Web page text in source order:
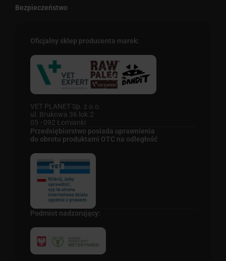
Bezpieczeństwo
Oficjalny sklep producenta marek:
VET PLANET Sp. z o.o.
ul. Brukowa 36 lok.2
05 - 092 Łomianki
Przedsiębiorstwo posiada uprawnienia
do obrotu produktami OTC na odległość
Podmiot nadzorujący: